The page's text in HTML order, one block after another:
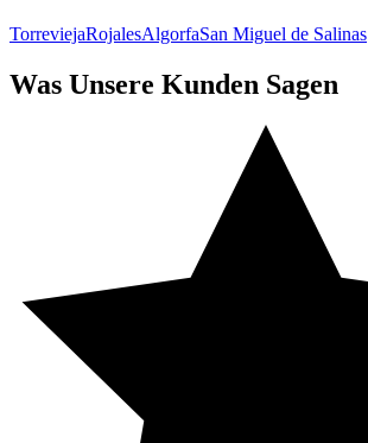
TorreviejaRojalesAlgorfaSan Miguel de Salinas
Was Unsere Kunden Sagen